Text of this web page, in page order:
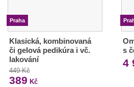
Praha
Klasická, kombinovaná
či gelová pedikúra i vč.
lakování
449 Kč
389 Kč
s
4